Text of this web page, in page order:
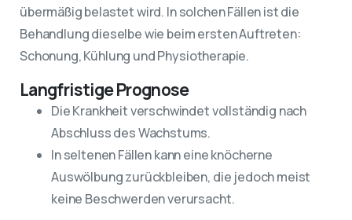
übermäßig belastet wird. In solchen Fällen ist die
Behandlung dieselbe wie beim ersten Auftreten:
Schonung, Kühlung und Physiotherapie.
Langfristige Prognose
Die Krankheit verschwindet vollständig nach
Abschluss des Wachstums.
In seltenen Fällen kann eine knöcherne
Auswölbung zurückbleiben, die jedoch meist
keine Beschwerden verursacht.